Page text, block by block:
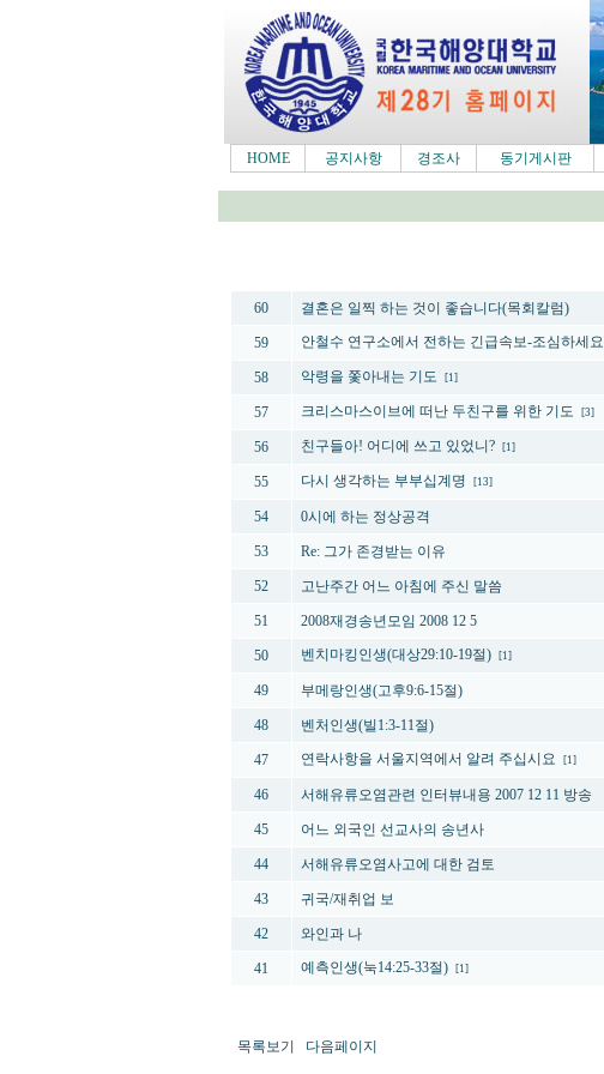
HOME 공지사항 경조사 동기게시판
60 결혼은 일찍 하는 것이 좋습니다(목회칼럼)
59 안철수 연구소에서 전하는 긴급속보-조심하세요
58 악령을 쫓아내는 기도 [1]
57 크리스마스이브에 떠난 두친구를 위한 기도 [3]
56 친구들아! 어디에 쓰고 있었니? [1]
55 다시 생각하는 부부십계명 [13]
54 0시에 하는 정상공격
53 Re: 그가 존경받는 이유
52 고난주간 어느 아침에 주신 말씀
51 2008재경송년모임 2008 12 5
50 벤치마킹인생(대상29:10-19절) [1]
49 부메랑인생(고후9:6-15절)
48 벤처인생(빌1:3-11절)
47 연락사항을 서울지역에서 알려 주십시요 [1]
46 서해유류오염관련 인터뷰내용 2007 12 11 방송
45 어느 외국인 선교사의 송년사
44 서해유류오염사고에 대한 검토
43 귀국/재취업 보
42 와인과 나
41 예측인생(눅14:25-33절) [1]
목록보기
다음페이지